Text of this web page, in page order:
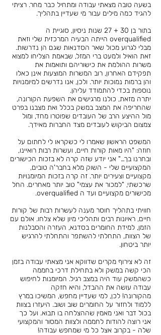
בשעה טובה מצאתי עבודה ומתחיל כבר מחר. רציתי
להגיד כמה מילים עבור מי שעדיין בתהליך.
בתור בן 30 + 27 שנות ניסיון, סוגיית ה
overqualified הייתה הבעיה המרכזית שלי וזאת
מבלי לגרוע מכול שאר הסדנאות שגם הן נדרשות.
זאת הואיל ולמעט ברי המזל, שבאמת הצליחו למצוא
משרות ההולמת את כישוריהם ותואמות את
תפקידם האחרון, רוב המשרות המוצעות אינן כאלו
והן ברמות נמוכות יותר. ולכן, אנו נדרשים למיומנויות
נוספות בכדי להתמודד עליהן.
יתרה מזאת, כולנו מרגישים את השפעת הקורונה,
שהחריפה את המצב במשק בכלל ואת מצבנו בפרט
מול ההיצע הרב של העובדים שפוטרו מחד, ומול
צמצום הביקוש לעובדים מצד החברות מאידך.
המשפט הראשון שאמרו לי כשקראו לי לחתום על
חוזה: "היו מאות קורות חיים, ועשרות רבות רואיינו,
ובחרנו בך…" אני יודע שזה קרה לא בזכות הכישורים
המקצועיים שלי - השוק מלא בחבר'ה טובים,
מקצועיים וצעירים יותר. זה קרה בזכות המיומנויות
שרכשתי, "למכור את עצמי" טוב יותר מאחרים. החל
מכישורים מקצועיים ועד ה overqualified.
חוויתי בתהליך חוסר מענה לעשרות רבות של קורות
חיים, ראיונות רבים ותהליכי מיון שלא צלחו. אולם עם
הזמן, למידת החומרים בסדנא, העזרה והסבלנות
של הצוות, התחלתי להשתפר והתחלתי להרגיש
יותר ביטחון.
זה לא צירוף מקרים שדווקא אני מצאתי עבודה בזמן
הכי קשה במשק ולא בתחילת דרכי בחממה
כשהמשק עוד היה במצב רגיל. המיומנות לחיפוש
עבודה עושה את ההבדל, והיא חזקה
מהקורונה! לכן, למי שעדיין מחפש, המשיכו במרץ
ללמוד ולחזור על החומרים שוב ושוב. היעזרו בצוות
בכול דבר ואני מאמין שההצלחה בו תבוא. ועל כך
אני רוצה להודות לחממה ולצוות המסור והמקצועי
שלה - בקרוב אצל כל מי שמחפש עבודה!